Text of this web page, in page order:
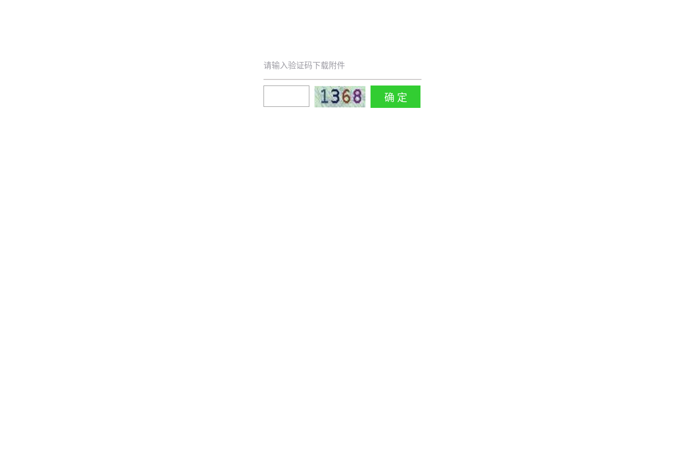
请输入验证码下载附件